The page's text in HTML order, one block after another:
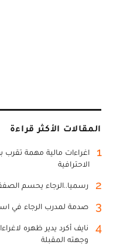
المقالات الأكثر قراءة
1
اغراءات مالية مهمة تقرب
الاحترافية
2 رسميا..الرجاء يحسم
3 صدمة لمدرب الرجاء في
4
نايف أكرد يدير ظهره
وجهته المقبلة